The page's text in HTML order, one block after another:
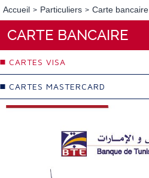
Accueil Particuliers Carte bancaire
CARTE BANCAIRE
CARTES VISA
CARTES MASTERCARD